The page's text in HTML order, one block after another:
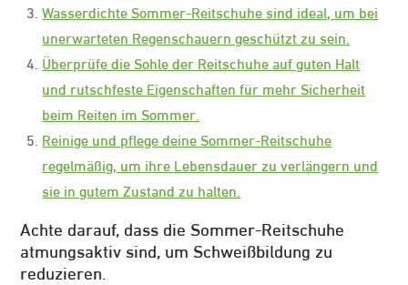
Wasserdichte Sommer-Reitschuhe sind ideal, um bei
unerwarteten Regenschauern geschützt zu sein.
Überprüfe die Sohle der Reitschuhe auf guten Halt
und rutschfeste Eigenschaften für mehr Sicherheit
beim Reiten im Sommer.
Reinige und pflege deine Sommer-Reitschuhe
regelmäßig, um ihre Lebensdauer zu verlängern und
sie in gutem Zustand zu halten.
Achte darauf, dass die Sommer-Reitschuhe
atmungsaktiv sind, um Schweißbildung zu
reduzieren.